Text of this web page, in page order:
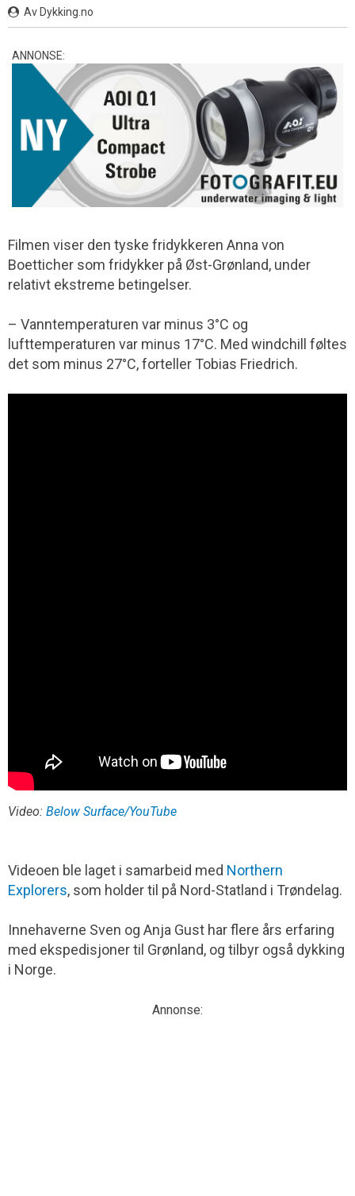
Av Dykking.no
ANNONSE:
Filmen viser den tyske fridykkeren Anna von
Boetticher som fridykker på Øst-Grønland, under
relativt ekstreme betingelser.
– Vanntemperaturen var minus 3°C og
lufttemperaturen var minus 17°C. Med windchill føltes
det som minus 27°C, forteller Tobias Friedrich.
Video: Below Surface/YouTube
Videoen ble laget i samarbeid med Northern
Explorers, som holder til på Nord-Statland i Trøndelag.
Innehaverne Sven og Anja Gust har flere års erfaring
med ekspedisjoner til Grønland, og tilbyr også dykking
i Norge.
Annonse: